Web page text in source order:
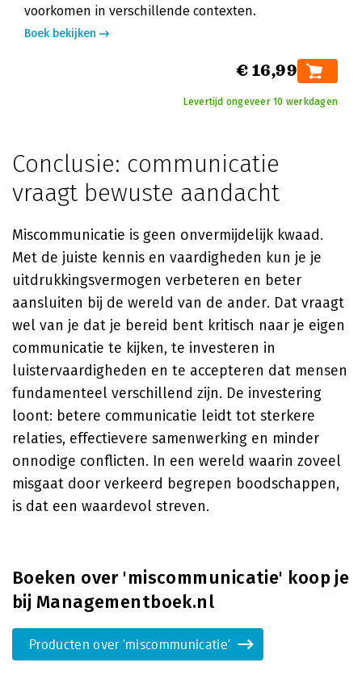
voorkomen in verschillende contexten.
Boek bekijken
€ 16,99
Levertijd ongeveer 10 werkdagen
Conclusie: communicatie
vraagt bewuste aandacht
Miscommunicatie is geen onvermijdelijk kwaad.
Met de juiste kennis en vaardigheden kun je je
uitdrukkingsvermogen verbeteren en beter
aansluiten bij de wereld van de ander. Dat vraagt
wel van je dat je bereid bent kritisch naar je eigen
communicatie te kijken, te investeren in
luistervaardigheden en te accepteren dat mensen
fundamenteel verschillend zijn. De investering
loont: betere communicatie leidt tot sterkere
relaties, effectievere samenwerking en minder
onnodige conflicten. In een wereld waarin zoveel
misgaat door verkeerd begrepen boodschappen,
is dat een waardevol streven.
Boeken over 'miscommunicatie' koop je
bij Managementboek.nl
Producten over 'miscommunicatie'